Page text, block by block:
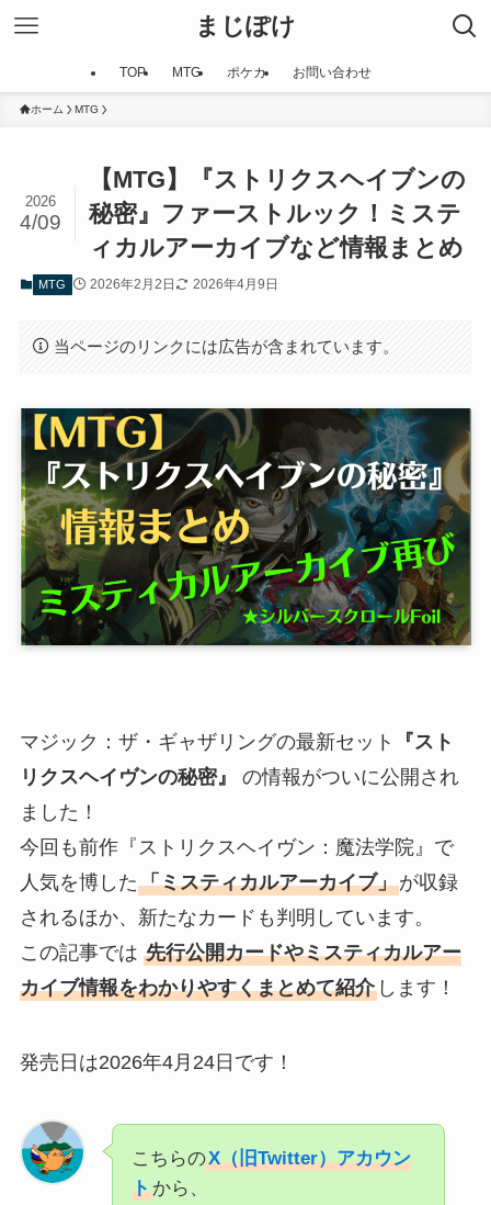
まじぽけ
TOP MTG ポケカ お問い合わせ
ホーム MTG
【MTG】『ストリクスヘイブンの
秘密』ファーストルック！ミステ
ィカルアーカイブなど情報まとめ
2026
4/09
MTG 2026年2月2日 2026年4月9日
当ページのリンクには広告が含まれています。
マジック：ザ・ギャザリングの最新セット
『スト
リクスヘイヴンの秘密』
の情報がついに公開され
ました！
今回も前作『ストリクスヘイヴン：魔法学院』で
人気を博した「ミスティカルアーカイブ」が収録
されるほか、新たなカードも判明しています。
この記事では 先行公開カードやミスティカルアー
カイブ情報をわかりやすくまとめて紹介します！
発売日は2026年4月24日です！
こちらのX（旧Twitter）アカウン
トから、